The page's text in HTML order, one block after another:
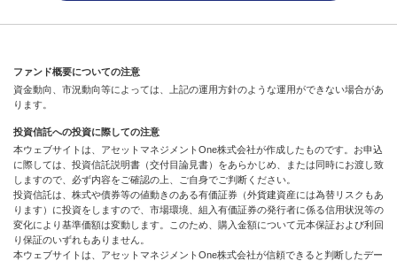
ファンド概要についての注意
資金動向、市況動向等によっては、上記の運用方針のような運用ができない場合があ
ります。
投資信託への投資に際しての注意
本ウェブサイトは、アセットマネジメントOne株式会社が作成したものです。お申込
に際しては、投資信託説明書（交付目論見書）をあらかじめ、または同時にお渡し致
しますので、必ず内容をご確認の上、ご自身でご判断ください。
投資信託は、株式や債券等の値動きのある有価証券（外貨建資産には為替リスクもあ
ります）に投資をしますので、市場環境、組入有価証券の発行者に係る信用状況等の
変化により基準価額は変動します。このため、購入金額について元本保証および利回
り保証のいずれもありません。
本ウェブサイトは、アセットマネジメントOne株式会社が信頼できると判断したデー